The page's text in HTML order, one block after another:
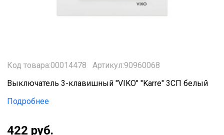
Код товара:00014478
Артикул:90960068
Выключатель 3-клавишный "VIKO" "Karre" 3СП белый
Подробнее
422 руб.